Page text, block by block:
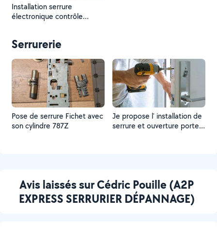
Installation serrure
électronique contrôle
Serrurerie
Pose de serrure Fichet avec
son cylindre 787Z
Je propose l' installation de
serrure et ouverture porte
Avis laissés sur Cédric Pouille (A2P
EXPRESS SERRURIER DÉPANNAGE)